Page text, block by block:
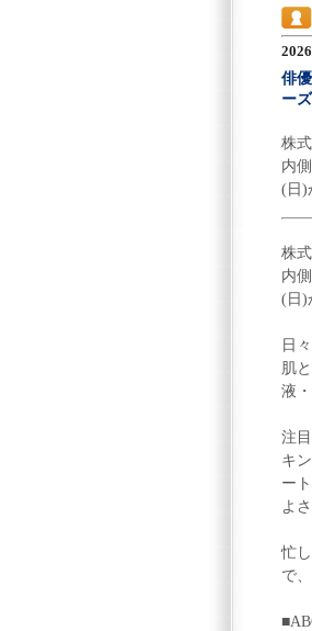
俳
ー
株
内
(日)
株
内
(日)
日
肌
液
注
キ
ー
よ
忙
で